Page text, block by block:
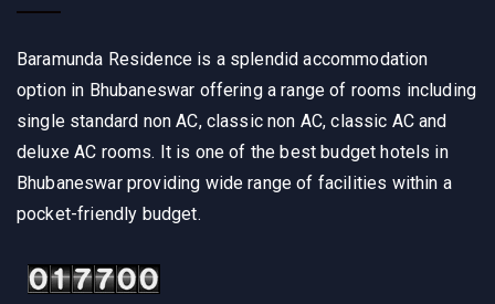
Baramunda Residence is a splendid accommodation
option in Bhubaneswar offering a range of rooms including
single standard non AC, classic non AC, classic AC and
deluxe AC rooms. It is one of the best budget hotels in
Bhubaneswar providing wide range of facilities within a
pocket-friendly budget.